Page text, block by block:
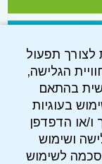
לצורך תפעול
הגלישה,
בהתאם
בעוגיות
ו/או הדפדפן
ושימוש
לשימוש